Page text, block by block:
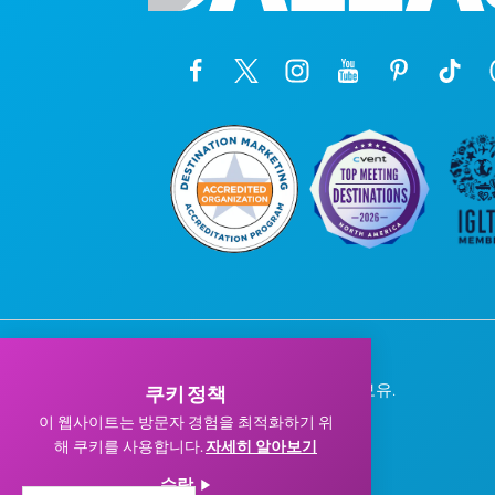
© 2026 Visit Dallas. 모든 권리 보유.
개인정보 처리방침 |이용약관
쿠키 정책
이 웹사이트는 방문자 경험을 최적화하기 위
해 쿠키를 사용합니다.자세히 알아보기
수락